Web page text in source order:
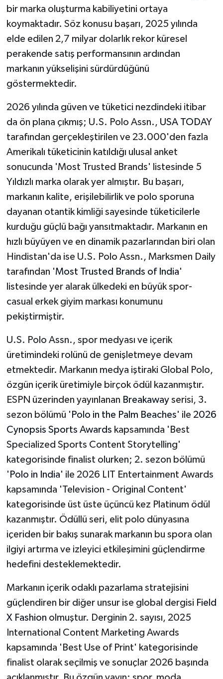
bir marka oluşturma kabiliyetini ortaya
koymaktadır. Söz konusu başarı, 2025 yılında
elde edilen 2,7 milyar dolarlık rekor küresel
perakende satış performansının ardından
markanın yükselişini sürdürdüğünü
göstermektedir.
2026 yılında güven ve tüketici nezdindeki itibar
da ön plana çıkmış; U.S. Polo Assn., USA TODAY
tarafından gerçekleştirilen ve 23.000'den fazla
Amerikalı tüketicinin katıldığı ulusal anket
sonucunda 'Most Trusted Brands' listesinde 5
Yıldızlı marka olarak yer almıştır. Bu başarı,
markanın kalite, erişilebilirlik ve polo sporuna
dayanan otantik kimliği sayesinde tüketicilerle
kurduğu güçlü bağı yansıtmaktadır. Markanın en
hızlı büyüyen ve en dinamik pazarlarından biri olan
Hindistan'da ise U.S. Polo Assn., Marksmen Daily
tarafından 'Most Trusted Brands of India'
listesinde yer alarak ülkedeki en büyük spor-
casual erkek giyim markası konumunu
pekiştirmiştir.
U.S. Polo Assn., spor medyası ve içerik
üretimindeki rolünü de genişletmeye devam
etmektedir. Markanın medya iştiraki Global Polo,
özgün içerik üretimiyle birçok ödül kazanmıştır.
ESPN üzerinden yayınlanan Breakaway serisi, 3.
sezon bölümü ' Polo in the Palm Beaches' ile 2026
Cynopsis Sports Awards kapsamında 'Best
Specialized Sports Content Storytelling'
kategorisinde finalist olurken; 2. sezon bölümü
' Polo in India' ile 2026 LIT Entertainment Awards
kapsamında 'Television - Original Content'
kategorisinde üst üste üçüncü kez Platinum ödül
kazanmıştır. Ödüllü seri, elit polo dünyasına
içeriden bir bakış sunarak markanın bu spora olan
ilgiyi artırma ve izleyici etkileşimini güçlendirme
hedefini desteklemektedir.
Markanın içerik odaklı pazarlama stratejisini
güçlendiren bir diğer unsur ise global dergisi Field
X Fashion olmuştur. Derginin 2. sayısı, 2025
International Content Marketing Awards
kapsamında 'Best Use of Print' kategorisinde
finalist olarak seçilmiş ve sonuçlar 2026 başında